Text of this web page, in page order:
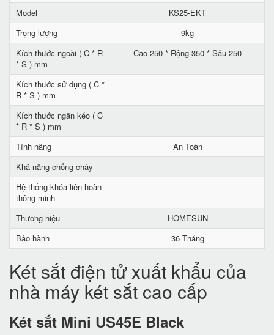
Model
KS25-EKT
Trọng lượng
9kg
Kích thước ngoài ( C * R
* S ) mm
Cao 250 * Rộng 350 * Sâu 250
Kích thước sử dụng ( C *
R * S ) mm
Kích thước ngăn kéo ( C
* R * S ) mm
Tính năng
An Toàn
Khả năng chống cháy
Hệ thống khóa liên hoàn
thông minh
Thương hiệu
HOMESUN
Bảo hành
36 Tháng
Két sắt điện tử xuất khẩu của
nhà máy két sắt cao cấp
Két sắt Mini US45E Black